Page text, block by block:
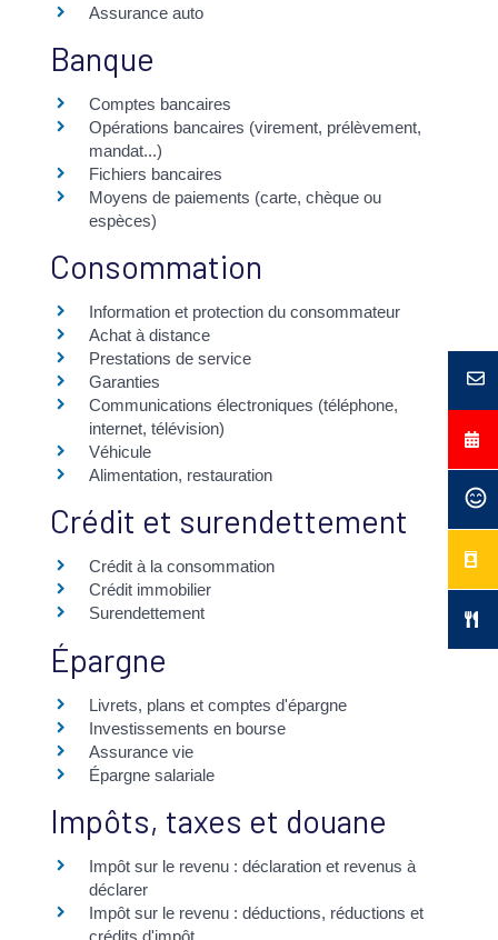
Assurance auto
Banque
Comptes bancaires
Opérations bancaires (virement, prélèvement,
mandat...)
Fichiers bancaires
Moyens de paiements (carte, chèque ou
espèces)
Consommation
Information et protection du consommateur
Achat à distance
Prestations de service
Garanties
Communications électroniques (téléphone,
internet, télévision)
Véhicule
Alimentation, restauration
Crédit et surendettement
Crédit à la consommation
Crédit immobilier
Surendettement
Épargne
Livrets, plans et comptes d'épargne
Investissements en bourse
Assurance vie
Épargne salariale
Impôts, taxes et douane
Impôt sur le revenu : déclaration et revenus à
déclarer
Impôt sur le revenu : déductions, réductions et
crédits d'impôt